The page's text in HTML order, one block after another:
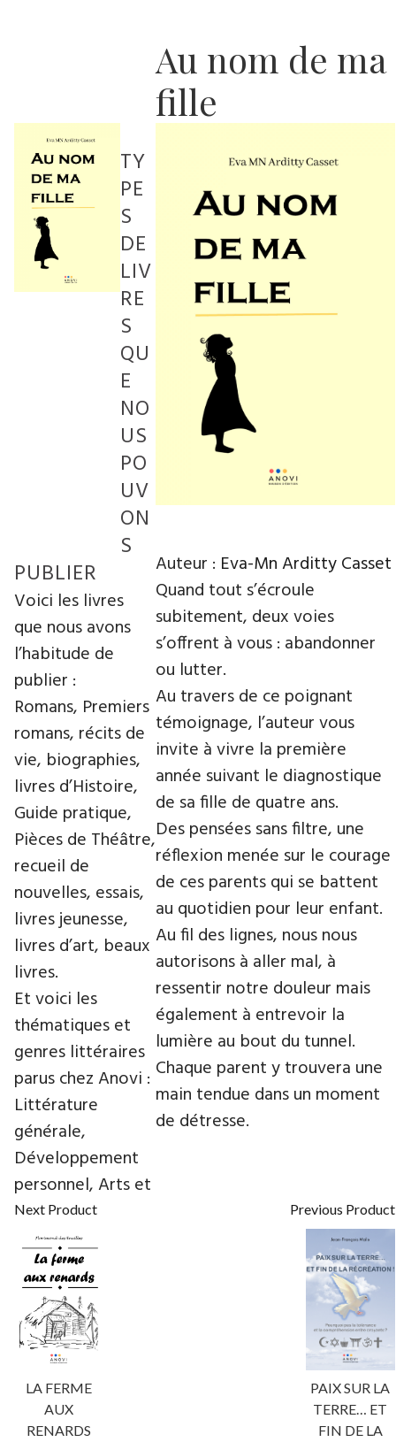
Au nom de ma
fille
Auteur : Eva-Mn Arditty Casset
Quand tout s’écroule
subitement, deux voies
s’offrent à vous : abandonner
ou lutter.
Au travers de ce poignant
témoignage, l’auteur vous
invite à vivre la première
année suivant le diagnostique
de sa fille de quatre ans.
Des pensées sans filtre, une
réflexion menée sur le courage
de ces parents qui se battent
au quotidien pour leur enfant.
Au fil des lignes, nous nous
autorisons à aller mal, à
ressentir notre douleur mais
également à entrevoir la
lumière au bout du tunnel.
Chaque parent y trouvera une
main tendue dans un moment
de détresse.
Next Product
LA FERME
AUX
RENARDS
Previous Product
PAIX SUR LA
TERRE… ET
FIN DE LA
TY
PE
S
DE
LIV
RE
S
QU
E
NO
US
PO
UV
ON
S
PUBLIER
Voici les livres
que nous avons
l’habitude de
publier :
Romans, Premiers
romans, récits de
vie, biographies,
livres d’Histoire,
Guide pratique,
Pièces de Théâtre,
recueil de
nouvelles, essais,
livres jeunesse,
livres d’art, beaux
livres.
Et voici les
thématiques et
genres littéraires
parus chez Anovi :
Littérature
générale,
Développement
personnel, Arts et